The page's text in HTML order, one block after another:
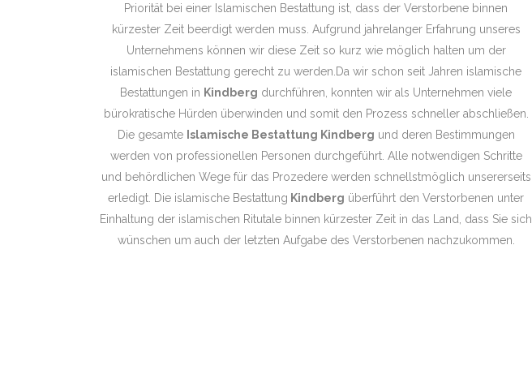
Priorität bei einer Islamischen Bestattung ist, dass der Verstorbene binnen
kürzester Zeit beerdigt werden muss. Aufgrund jahrelanger Erfahrung unseres
Unternehmens können wir diese Zeit so kurz wie möglich halten um der
islamischen Bestattung gerecht zu werden.Da wir schon seit Jahren islamische
Bestattungen in Kindberg durchführen, konnten wir als Unternehmen viele
bürokratische Hürden überwinden und somit den Prozess schneller abschließen.
Die gesamte Islamische Bestattung Kindberg und deren Bestimmungen
werden von professionellen Personen durchgeführt. Alle notwendigen Schritte
und behördlichen Wege für das Prozedere werden schnellstmöglich unsererseits
erledigt. Die islamische Bestattung Kindberg überführt den Verstorbenen unter
Einhaltung der islamischen Ritutale binnen kürzester Zeit in das Land, dass Sie sich
wünschen um auch der letzten Aufgabe des Verstorbenen nachzukommen.